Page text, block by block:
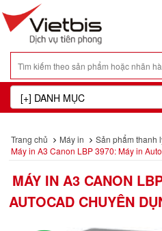
Trang chủ Máy in
Sản phẩm thanh
Máy in A3 Canon LBP 3970: Máy in
MÁY IN A3 CANON
AUTOCAD CHUYÊN